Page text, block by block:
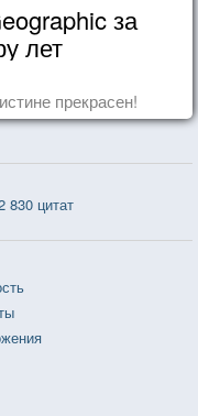
за
лет
прекрасен!
цитат